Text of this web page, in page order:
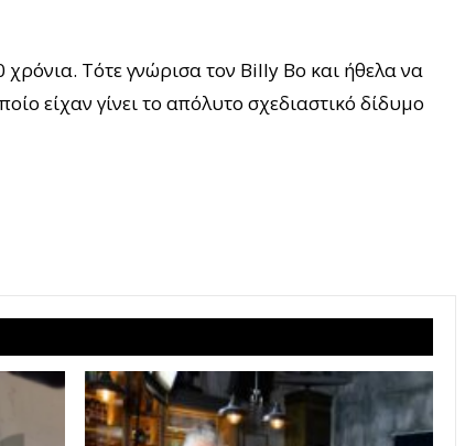
Τότε γνώρισα τον Billy Bo και ήθελα να
είχαν γίνει το απόλυτο σχεδιαστικό δίδυμο